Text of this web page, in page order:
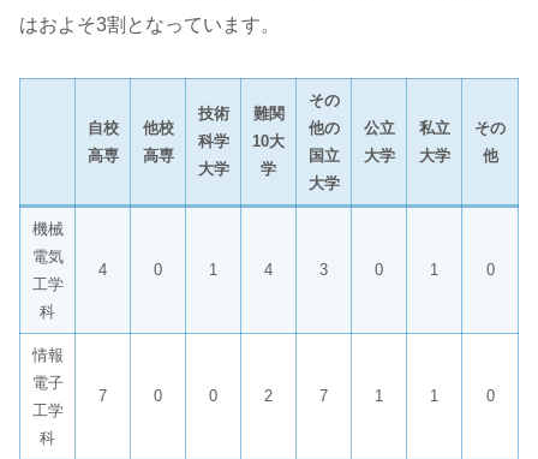
はおよそ3割となっています。
自校
高専
他校
高専
技術
科学
大学
難関
10大
学
その
他の
国立
大学
公立
大学
私立
大学
その
他
機械
電気
工学
科
4 0 1 4 3 0 1 0
情報
電子
工学
科
7 0 0 2 7 1 1 0